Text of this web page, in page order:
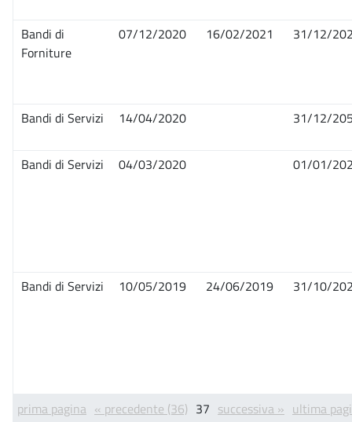
Bandi di
Forniture
07/12/2020 16/02/2021 31/12/
Bandi di Servizi 14/04/2020 31/12/
Bandi di Servizi 04/03/2020 01/01/
Bandi di Servizi 10/05/2019 24/06/2019 31/10/
prima pagina « precedente (36) 37 successiva » ultima